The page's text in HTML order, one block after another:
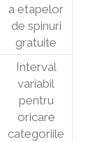
a etapelor
de spinuri
gratuite
Interval
variabil
pentru
oricare
categoriile